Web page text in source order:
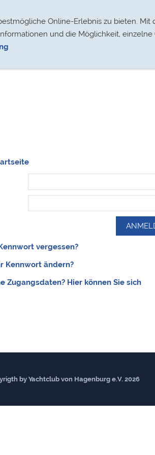
vergessen?
Kennwort ändern?
Zugangsdaten? Hier können Sie sich
by Yachtclub von Hagenburg e.V. 2026
Online-Erlebnis zu bieten. Mit
und die Möglichkeit, einzelne